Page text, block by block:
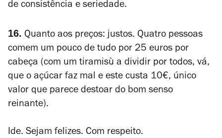
de consistência e seriedade.
16. Quanto aos preços: justos. Quatro pessoas
comem um pouco de tudo por 25 euros por
cabeça (com um tiramisù a dividir por todos, vá,
que o açúcar faz mal e este custa 10€, único
valor que parece destoar do bom senso
reinante).
Ide. Sejam felizes. Com respeito.